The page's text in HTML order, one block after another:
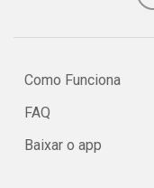
Como Funciona
FAQ
Baixar o app